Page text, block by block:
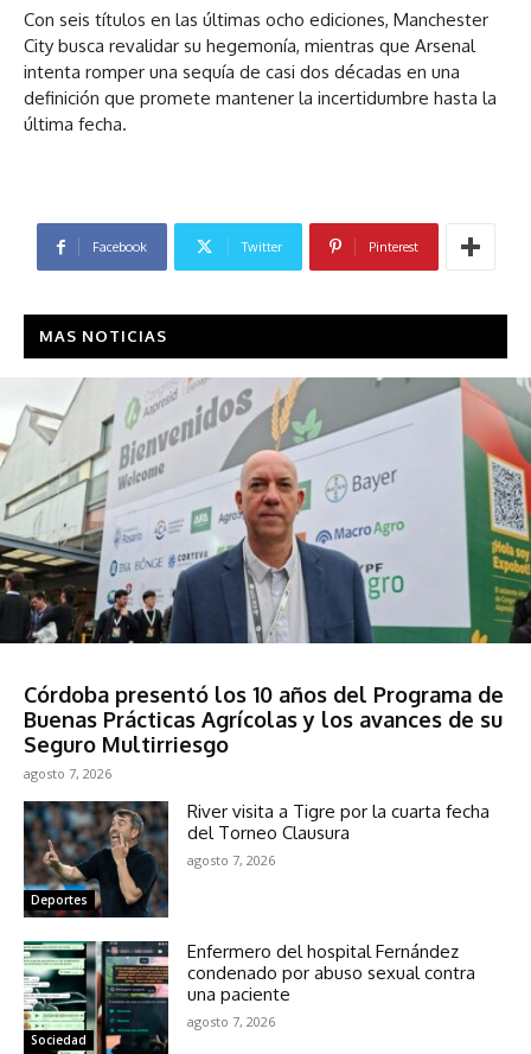
Con seis títulos en las últimas ocho ediciones, Manchester
City busca revalidar su hegemonía, mientras que Arsenal
intenta romper una sequía de casi dos décadas en una
definición que promete mantener la incertidumbre hasta la
última fecha.
Facebook Twitter Pinterest
MAS NOTICIAS
Córdoba presentó los 10 años del Programa de
Buenas Prácticas Agrícolas y los avances de su
Seguro Multirriesgo
agosto 7, 2026
Deportes
River visita a Tigre por la cuarta fecha
del Torneo Clausura
agosto 7, 2026
Sociedad
Enfermero del hospital Fernández
condenado por abuso sexual contra
una paciente
agosto 7, 2026